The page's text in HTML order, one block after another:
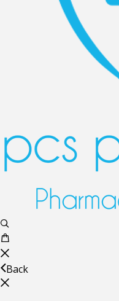
Back